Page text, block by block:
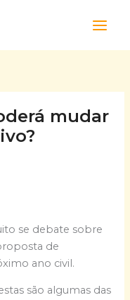
mudar
se debate sobre
de
ano civil.
são algumas das